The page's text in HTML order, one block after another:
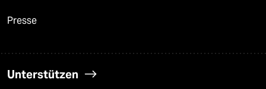
Presse
Unterstützen